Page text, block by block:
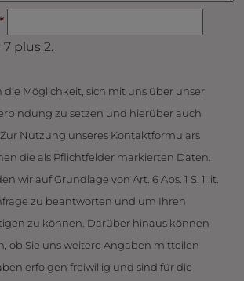
*
plus 2.
die Möglichkeit, sich mit uns über unser
zu setzen und hierüber auch
Nutzung unseres Kontakt­formulars
die als Pflichtfelder markierten Daten.
wir auf Grundlage von Art. 6 Abs. 1 S. 1 lit.
zu beantworten und um Ihren
zu können. Darüber hinaus können
ob Sie uns weitere Angaben mitteilen
erfolgen freiwillig und sind für die